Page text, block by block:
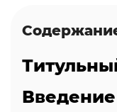
Введение